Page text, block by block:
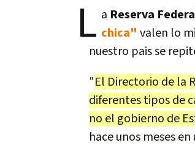
L a Reserva
chica" valen lo
nuestro pais se
"El Directorio de la
diferentes tipos de
no el gobierno de
hace unos meses